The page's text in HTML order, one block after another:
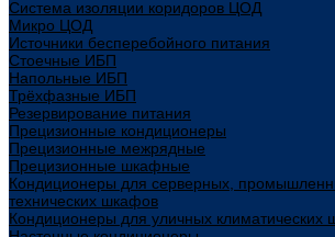
Система изоляции коридоров ЦОД
Микро ЦОД
Источники бесперебойного питания
Стоечные ИБП
Напольные ИБП
Трёхфазные ИБП
Резервирование питания
Прецизионные кондиционеры
Прецизионные межрядные
Прецизионные шкафные
Кондиционеры для серверных,
технических шкафов
Кондиционеры для уличных климатических